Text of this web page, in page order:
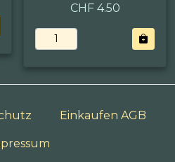
CHF 4.50
Einkaufen AGB